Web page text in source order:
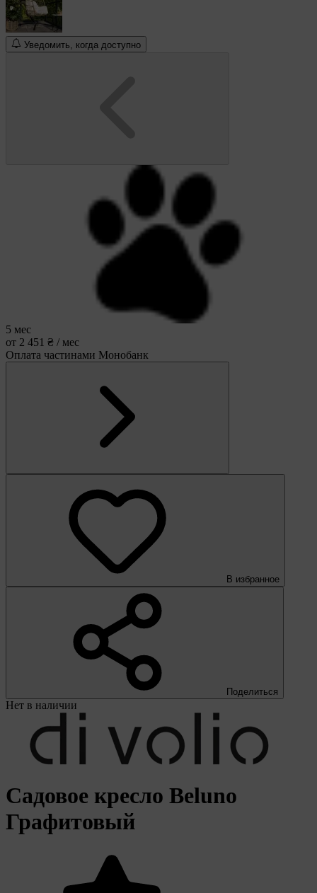
Уведомить, когда доступно
5 мес
от 2 451 ₴ / мес
Оплата частинами Монобанк
В избранное
Поделиться
Нет в наличии
Садовое кресло Beluno
Графитовый